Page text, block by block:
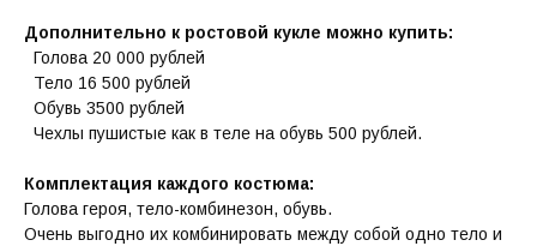
Дополнительно к ростовой кукле можно купить:
Голова 20 000 рублей
Тело 16 500 рублей
Обувь 3500 рублей
Чехлы пушистые как в теле на обувь 500 рублей.
Комплектация каждого костюма:
Голова героя, тело-комбинезон, обувь.
Очень выгодно их комбинировать между собой одно тело и